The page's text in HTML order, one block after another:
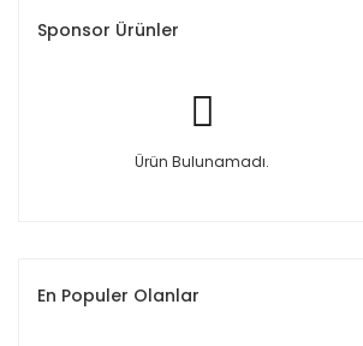
Sponsor Ürünler
Ürün Bulunamadı.
En Populer Olanlar